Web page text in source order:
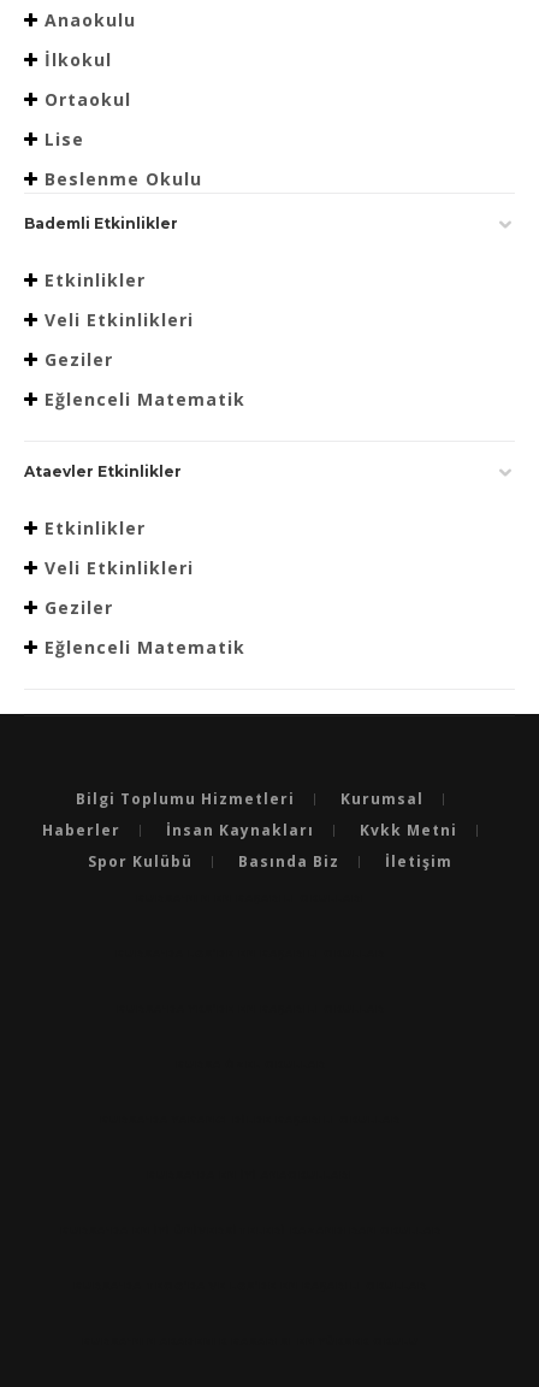
Anaokulu
İlkokul
Ortaokul
Lise
Beslenme Okulu
Bademli Etkinlikler
Etkinlikler
Veli Etkinlikleri
Geziler
Eğlenceli Matematik
Ataevler Etkinlikler
Etkinlikler
Veli Etkinlikleri
Geziler
Eğlenceli Matematik
Bilgi Toplumu Hizmetleri
Kurumsal
Haberler
İnsan Kaynakları
Kvkk Metni
Spor Kulübü
Basında Biz İletişim